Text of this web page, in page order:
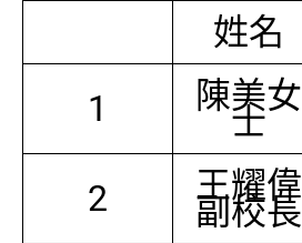
姓名
1
陳美女
士
2 王耀偉
副校長